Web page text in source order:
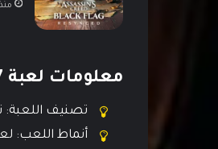
منذ 4
معلومات لعبة Call of Duty: Black Ops 7
تصنيف
أنماط اللعب: